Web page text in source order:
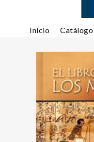
Inicio Catálogo